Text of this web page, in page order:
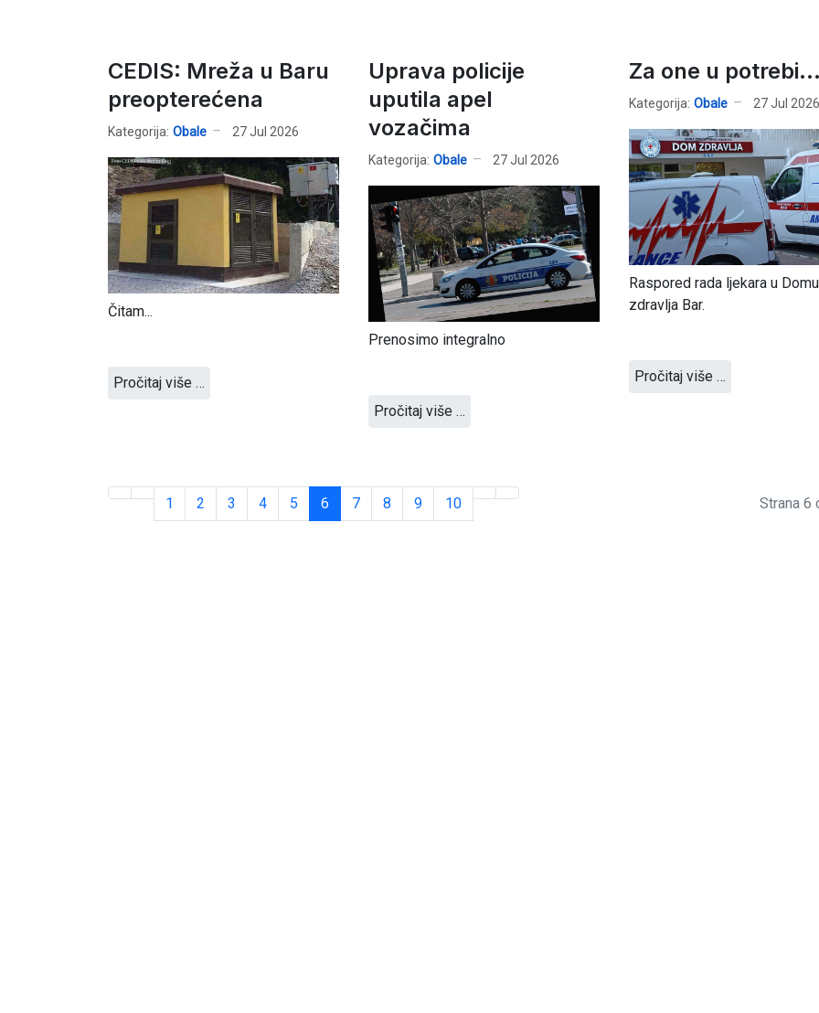
CEDIS: Mreža u Baru
preopterećena
Kategorija: Obale 27 Jul 2026
Čitam...
Pročitaj više …
Uprava policije
uputila apel
vozačima
Kategorija: Obale 27 Jul 2026
Prenosimo integralno
Pročitaj više …
Za one u
Kategorija: Obale 27 Jul 2026
Raspored rada ljekara u Domu
zdravlja Bar.
Pročitaj više …
1 2 3 4 5 6 7 8 9 10 Strana 6